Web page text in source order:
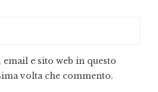
e sito web in questo
volta che commento.